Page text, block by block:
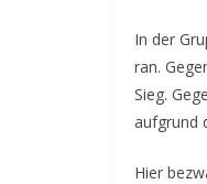
In der
ran.
Sieg.
aufgrund
Hier